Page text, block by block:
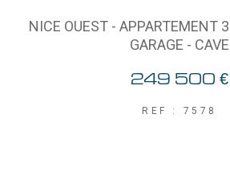
NICE OUEST - APPARTEMENT
GARAGE - CAVE
249 500 €
REF : 7578
FILTRER
Exclusivités